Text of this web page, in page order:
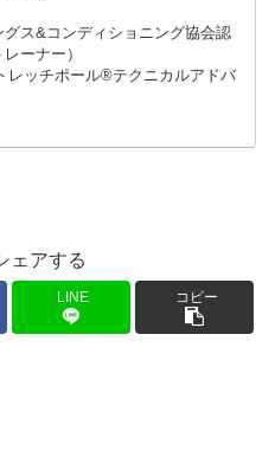
グス&コンディショニング協会認
ーナー）
ッチポール®︎テクニカルアドバ
ェアする
LINE コピー